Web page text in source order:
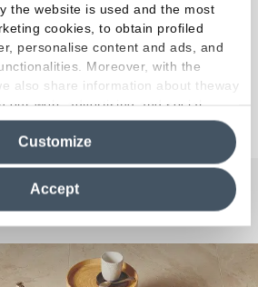
the website is used and the most
cookies, to obtain profiled
personalise content and ads, and
Moreover, with the
also share information about theway
our web, advertising and social
who may combine itwith other
By closing this banner,
will be possible tocontinue browsing
only technical cookies. For more
Policy
Accept
Customize
natural para toda experiencia
arquitectónica.
la colección
o Preguntas?